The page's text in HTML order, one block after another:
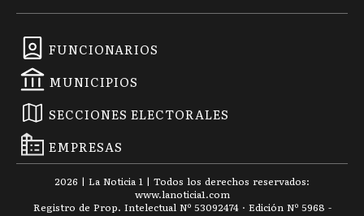
FUNCIONARIOS
MUNICIPIOS
SECCIONES ELECTORALES
EMPRESAS
2026 | La Noticia 1 | Todos los derechos reservados:
www.lanoticia1.com
Registro de Prop. Intelectual Nº 53092474 · Edición Nº 5968 -